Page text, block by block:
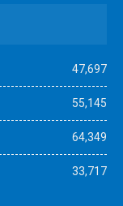
47,697
55,145
64,349
33,717